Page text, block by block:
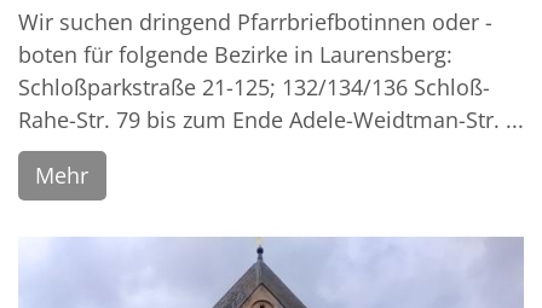
Wir suchen dringend Pfarrbriefbotinnen oder -
boten für folgende Bezirke in Laurensberg:
Schloßparkstraße 21-125; 132/134/136 Schloß-
Rahe-Str. 79 bis zum Ende Adele-Weidtman-Str. ...
Mehr